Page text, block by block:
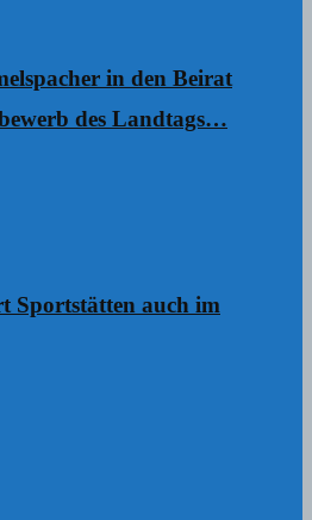
in den Beirat
des Landtags…
Sportstätten auch im